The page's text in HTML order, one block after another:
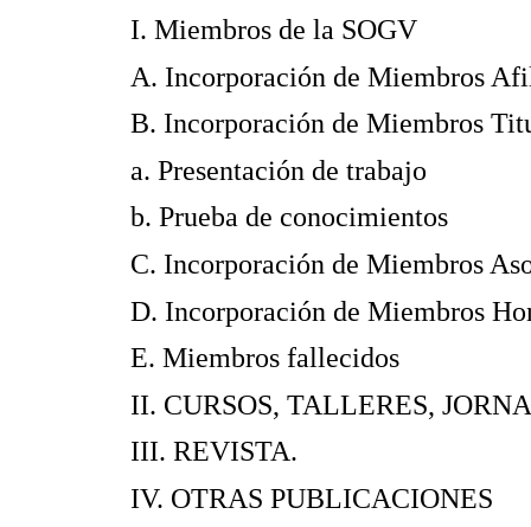
I. Miembros de
A. Incorporación de
B. Incorporación de
a. Presentación
b. Prueba de
C. Incorporación de
D. Incorporación de
E. Miembros
II. CURSOS, TALLERES,
III.
IV. OTRAS